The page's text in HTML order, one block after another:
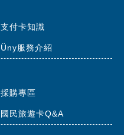
支付卡知識
Üny服務介紹
採購專區
國民旅遊卡Q&A